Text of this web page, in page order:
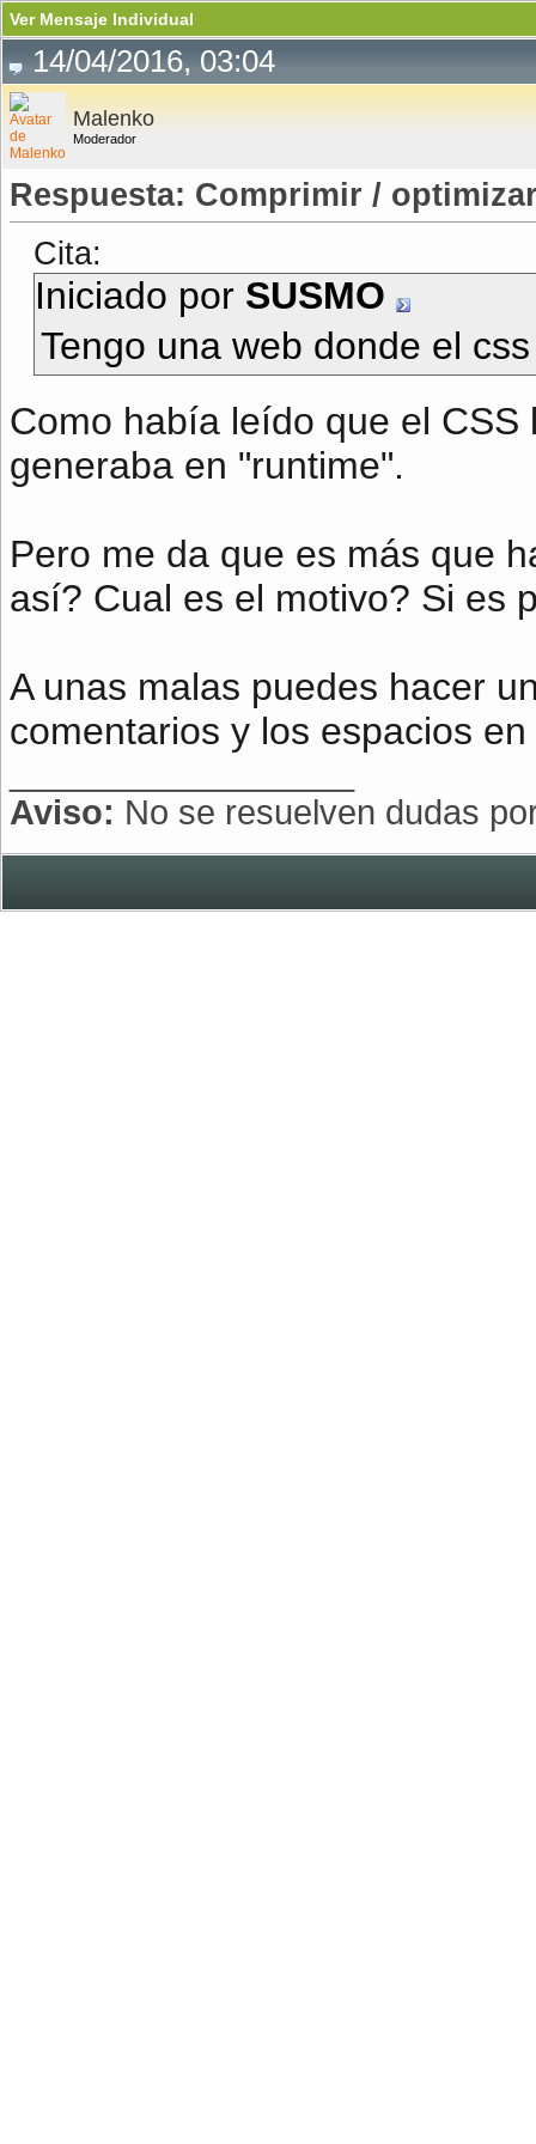
Ver Mensaje Individual
14/04/2016, 03:04
Malenko
Moderador
Respuesta: Comprimir /
Cita:
Iniciado por SUSMO
Tengo una web donde el
Como había leído que el
generaba en "runtime".
Pero me da que es más que
así? Cual es el motivo? Si es
A unas malas puedes hacer
comentarios y los espacios
Aviso: No se resuelven dudas